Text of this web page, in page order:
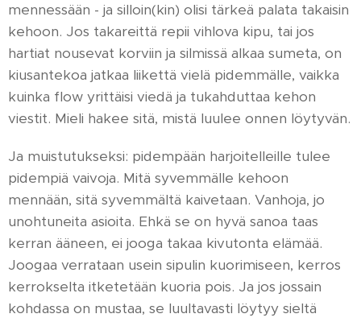
mennessään - ja silloin(kin) olisi tärkeä palata takaisin
kehoon. Jos takareittä repii vihlova kipu, tai jos
hartiat nousevat korviin ja silmissä alkaa sumeta, on
kiusantekoa jatkaa liikettä vielä pidemmälle, vaikka
kuinka flow yrittäisi viedä ja tukahduttaa kehon
viestit. Mieli hakee sitä, mistä luulee onnen löytyvän.
Ja muistutukseksi: pidempään harjoitelleille tulee
pidempiä vaivoja. Mitä syvemmälle kehoon
mennään, sitä syvemmältä kaivetaan. Vanhoja, jo
unohtuneita asioita. Ehkä se on hyvä sanoa taas
kerran ääneen, ei jooga takaa kivutonta elämää.
Joogaa verrataan usein sipulin kuorimiseen, kerros
kerrokselta itketetään kuoria pois. Ja jos jossain
kohdassa on mustaa, se luultavasti löytyy sieltä